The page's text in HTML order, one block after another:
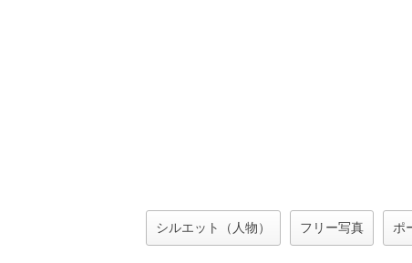
シルエット（人物） フリー写真 ポ